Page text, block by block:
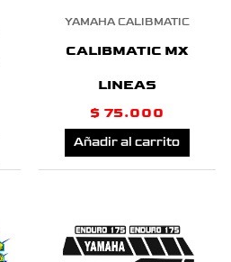
YAMAHA CALIBMATIC
CALIBMATIC MX
LINEAS
$ 75.000
Añadir al carrito